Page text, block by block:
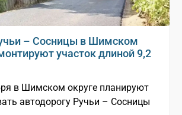
– Сосницы в Шимском
участок длиной 9,2
в Шимском округе планируют
автодорогу Ручьи – Сосницы